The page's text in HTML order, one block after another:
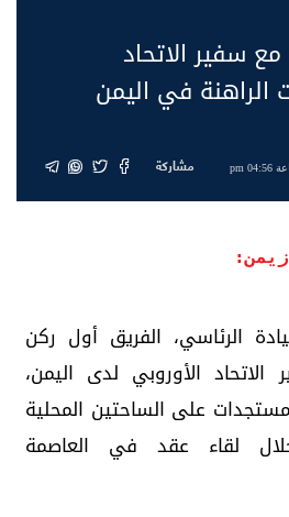
سفير الاتحاد
الراهنة في اليمن
مشاركة
الرئاسي، الفريق أول ركن
الأوروبي لدى اليمن،
على الساحتين المحلية
لقاء عقد في العاصمة